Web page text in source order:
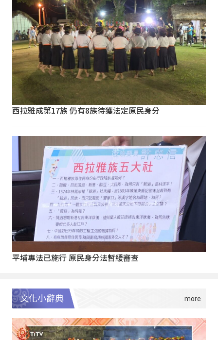
西拉雅成第17族 仍有8族待獲法定原民身分
平埔專法已施行 原民身分法暫緩審查
文化小辭典